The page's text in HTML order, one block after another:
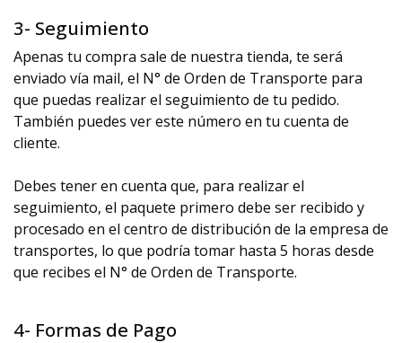
3- Seguimiento
Apenas tu compra sale de nuestra tienda, te será
enviado vía mail, el N° de Orden de Transporte para
que puedas realizar el seguimiento de tu pedido.
También puedes ver este número en tu cuenta de
cliente.
Debes tener en cuenta que, para realizar el
seguimiento, el paquete primero debe ser recibido y
procesado en el centro de distribución de la empresa de
transportes, lo que podría tomar hasta 5 horas desde
que recibes el N° de Orden de Transporte.
4- Formas de Pago